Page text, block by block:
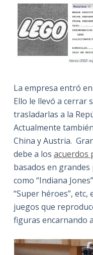
La empresa entró
Ello le llevó a cerrar
trasladarlas a la
Actualmente
China y Austria.
debe a los acuerdos
basados en
como “Indiana
“Super héroes”,
juegos que
figuras encarnando